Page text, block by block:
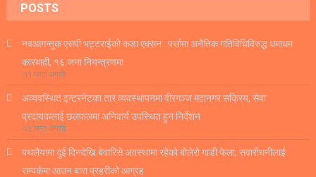
POSTS
नवआगन्तुक एसपी भट्टराईको कडा एक्सन : पर्सामा अनैतिक गतिविधिविरुद्ध धमाधम
कारबाही, १६ जना नियन्त्रणमा
११ घण्टा अगाडि
अव्यवस्थित इन्टरनेटका तार व्यवस्थापनमा वीरगञ्ज महानगर सक्रिय, सेवा
प्रदायकलाई छलफलमा अनिवार्य उपस्थित हुन निर्देशन
२३ घण्टा अगाडि
पथलैयामा दुई दिनदेखि बेवारिसे अवस्थामा रहेको बोलेरो गाडी फेला, सवारीधनीलाई
सम्पर्कमा आउन बारा प्रहरीको आग्रह